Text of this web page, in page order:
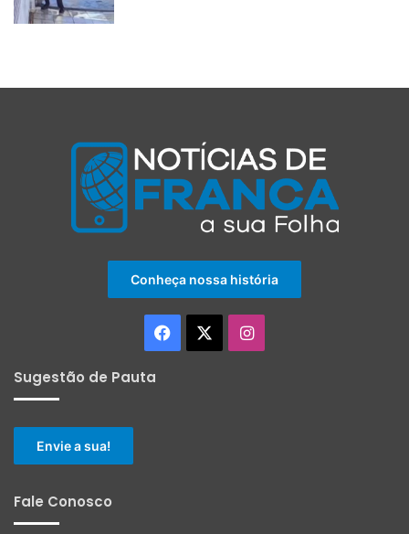
Conheça nossa história
Facebook Instagram
Sugestão de Pauta
Envie a sua!
Fale Conosco